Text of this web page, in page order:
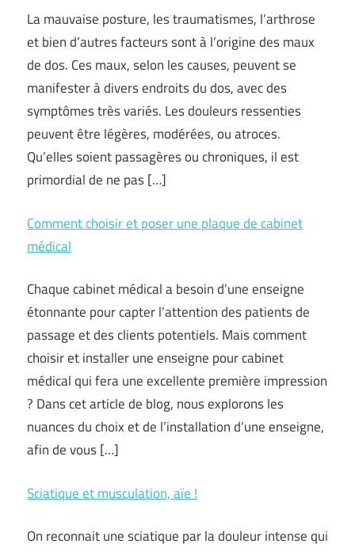
La mauvaise posture, les traumatismes, l’arthrose
et bien d’autres facteurs sont à l’origine des maux
de dos. Ces maux, selon les causes, peuvent se
manifester à divers endroits du dos, avec des
symptômes très variés. Les douleurs ressenties
peuvent être légères, modérées, ou atroces.
Qu’elles soient passagères ou chroniques, il est
primordial de ne pas […]
Comment choisir et poser une plaque de cabinet
médical
Chaque cabinet médical a besoin d’une enseigne
étonnante pour capter l’attention des patients de
passage et des clients potentiels. Mais comment
choisir et installer une enseigne pour cabinet
médical qui fera une excellente première impression
? Dans cet article de blog, nous explorons les
nuances du choix et de l’installation d’une enseigne,
afin de vous […]
Sciatique et musculation, aïe !
On reconnait une sciatique par la douleur intense qui